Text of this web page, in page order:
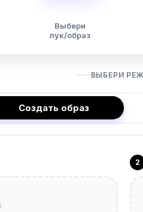
Выбери
лук/образ
ВЫБЕРИ
Создать образ
2